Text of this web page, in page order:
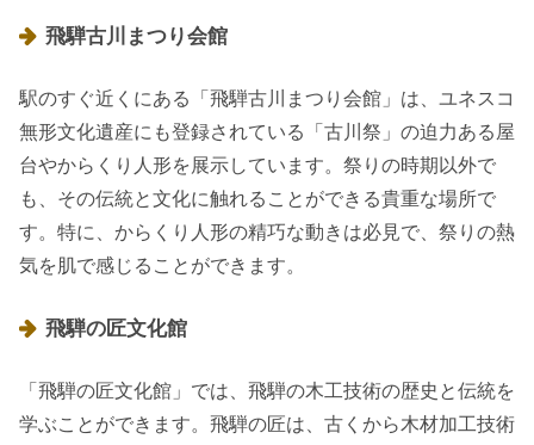
飛騨古川まつり会館
駅のすぐ近くにある「飛騨古川まつり会館」は、ユネスコ
無形文化遺産にも登録されている「古川祭」の迫力ある屋
台やからくり人形を展示しています。祭りの時期以外で
も、その伝統と文化に触れることができる貴重な場所で
す。特に、からくり人形の精巧な動きは必見で、祭りの熱
気を肌で感じることができます。
飛騨の匠文化館
「飛騨の匠文化館」では、飛騨の木工技術の歴史と伝統を
学ぶことができます。飛騨の匠は、古くから木材加工技術